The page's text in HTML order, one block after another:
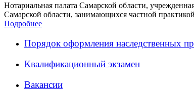
Нотариальная палата Самарской области,
Самарской области, занимающихся частной
Подробнее
Порядок оформления наследственных
Квалификационный экзамен
Вакансии